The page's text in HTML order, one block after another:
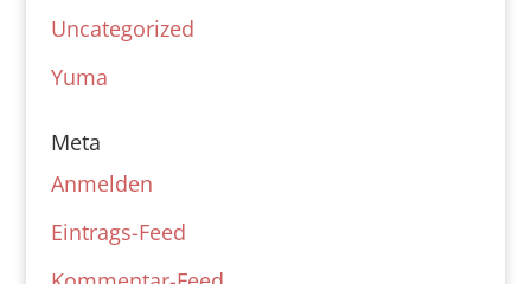
Uncategorized
Yuma
Meta
Anmelden
Eintrags-Feed